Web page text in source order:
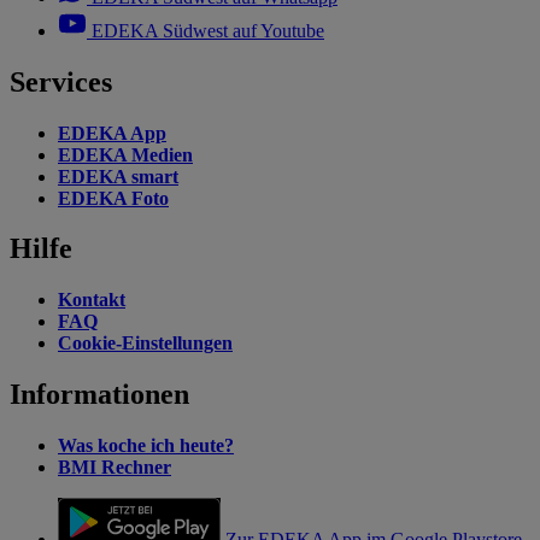
EDEKA Südwest auf Youtube
Services
EDEKA App
EDEKA Medien
EDEKA smart
EDEKA Foto
Hilfe
Kontakt
FAQ
Cookie-Einstellungen
Informationen
Was koche ich heute?
BMI Rechner